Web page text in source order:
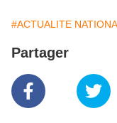
#ACTUALITE
Partager